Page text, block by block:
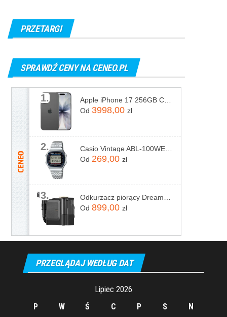
PRZETARGI
SPRAWDŹ CENY NA CENEO.PL
1.
Od 3998,00 zł
2.
Od 269,00 zł
3.
Od 899,00 zł
PRZEGLĄDAJ WEDŁUG DAT
Lipiec 2026
P
W Ś C P S N